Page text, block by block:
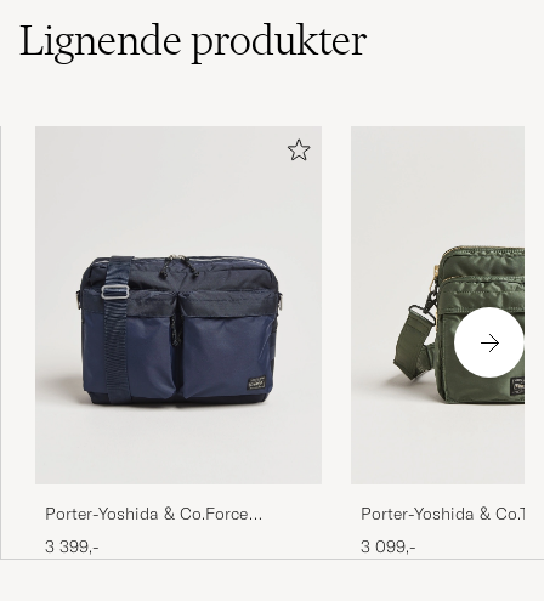
Lignendeprodukter
Porter-Yoshida & Co.Force
Shoulder BagNavy
3 399,-
Porter-Yoshida &
Vertical BagSage Green
3 099,-